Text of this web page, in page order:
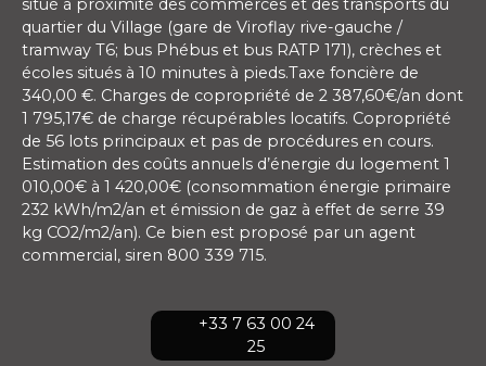
situé à proximité des commerces et des transports du
quartier du Village (gare de Viroflay rive-gauche /
tramway T6; bus Phébus et bus RATP 171), crèches et
écoles situés à 10 minutes à pieds.Taxe foncière de
340,00 €. Charges de copropriété de 2 387,60€/an dont
1 795,17€ de charge récupérables locatifs. Copropriété
de 56 lots principaux et pas de procédures en cours.
Estimation des coûts annuels d’énergie du logement 1
010,00€ à 1 420,00€ (consommation énergie primaire
232 kWh/m2/an et émission de gaz à effet de serre 39
kg CO2/m2/an). Ce bien est proposé par un agent
commercial, siren 800 339 715.
+33 7 63 00 24
25